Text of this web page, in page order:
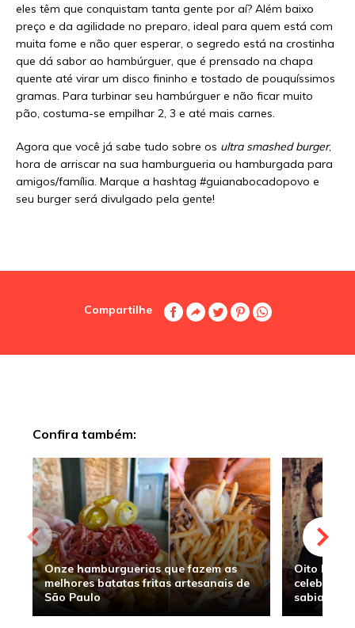
eles têm que conquistam tanta gente por aí? Além baixo
preço e da agilidade no preparo, ideal para quem está com
muita fome e não quer esperar, o segredo está na crostinha
que dá sabor ao hambúrguer, que é prensado na chapa
quente até virar um disco fininho e tostado de pouquíssimos
gramas. Para turbinar seu hambúrguer e não ficar muito
pão, costuma-se empilhar 2, 3 e até mais carnes.
Agora que você já sabe tudo sobre os ultra smashed burger,
hora de arriscar na sua hamburgueria ou hamburgada para
amigos/família. Marque a hashtag #guianabocadopovo e
seu burger será divulgado pela gente!
Compartilhe
Confira também:
Onze hamburguerias que fazem as
melhores batatas fritas artesanais de
São Paulo
Oito
sabia